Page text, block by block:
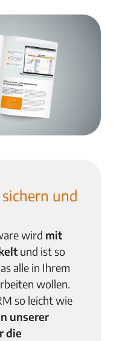
sichern und
wird mit
und ist so
alle in Ihrem
wollen.
so leicht wie
unserer
die